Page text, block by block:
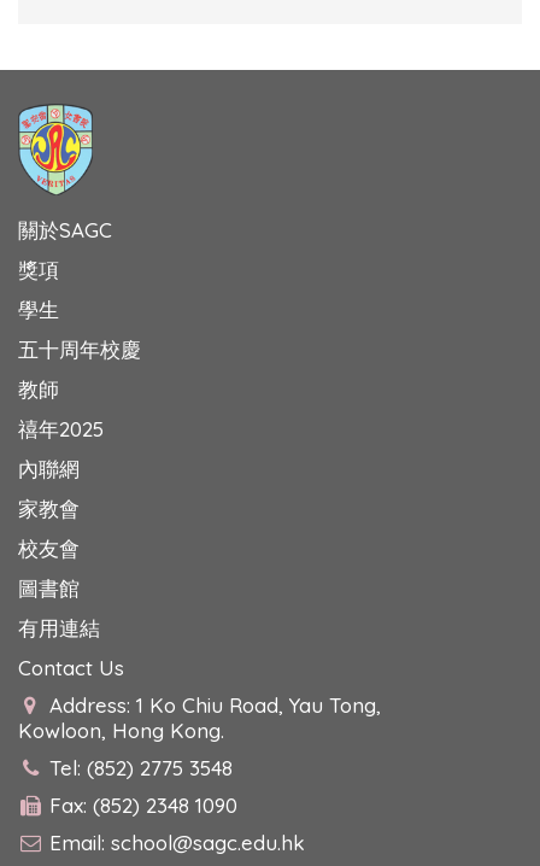
關於SAGC
獎項
學生
五十周年校慶
教師
禧年2025
內聯網
家教會
校友會
圖書館
有用連結
Contact Us
Address: 1 Ko Chiu Road, Yau Tong,
Kowloon, Hong Kong.
Tel: (852) 2775 3548
Fax: (852) 2348 1090
Email: school@sagc.edu.hk